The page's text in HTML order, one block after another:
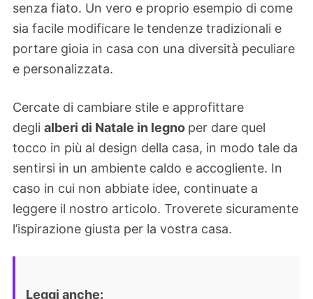
senza fiato. Un vero e proprio esempio di come
sia facile modificare le tendenze tradizionali e
portare gioia in casa con una diversità peculiare
e personalizzata.
Cercate di cambiare stile e approfittare
degli alberi di Natale in legno per dare quel
tocco in più al design della casa, in modo tale da
sentirsi in un ambiente caldo e accogliente. In
caso in cui non abbiate idee, continuate a
leggere il nostro articolo. Troverete sicuramente
l’ispirazione giusta per la vostra casa.
Leggi anche: